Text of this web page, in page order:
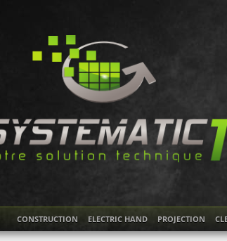
CONSTRUCTION ELECTRIC HAND PROJECTION